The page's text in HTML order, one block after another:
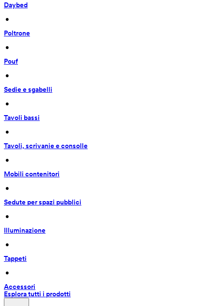
Daybed
•
Poltrone
•
Pouf
•
Sedie e sgabelli
•
Tavoli bassi
•
Tavoli, scrivanie e consolle
•
Mobili contenitori
•
Sedute per spazi pubblici
•
Illuminazione
•
Tappeti
•
Accessori
Esplora tutti i prodotti